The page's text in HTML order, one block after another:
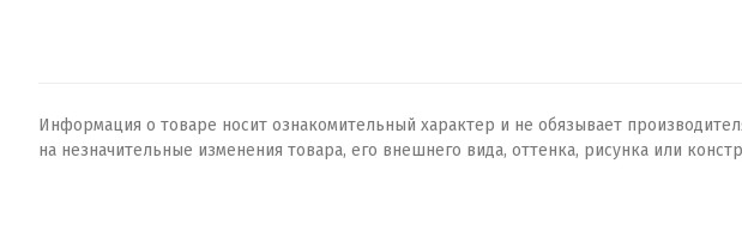
Информация о товаре носит ознакомительный характер и не обязывает
на незначительные изменения товара, его внешнего вида, оттенка, рисунка или